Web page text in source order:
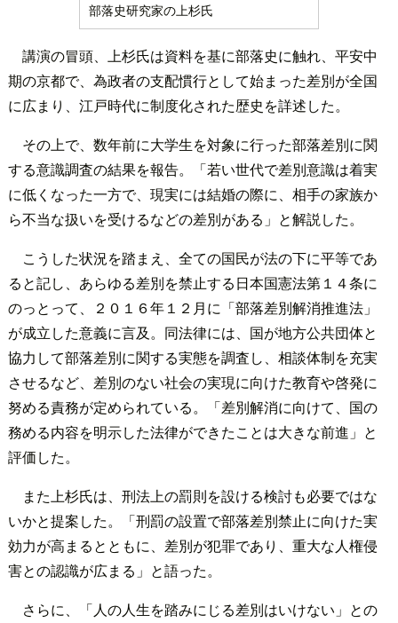
部落史研究家の上杉氏
講演の冒頭、上杉氏は資料を基に部落史に触れ、平安中
期の京都で、為政者の支配慣行として始まった差別が全国
に広まり、江戸時代に制度化された歴史を詳述した。
その上で、数年前に大学生を対象に行った部落差別に関
する意識調査の結果を報告。「若い世代で差別意識は着実
に低くなった一方で、現実には結婚の際に、相手の家族か
ら不当な扱いを受けるなどの差別がある」と解説した。
こうした状況を踏まえ、全ての国民が法の下に平等であ
ると記し、あらゆる差別を禁止する日本国憲法第１４条に
のっとって、２０１６年１２月に「部落差別解消推進法」
が成立した意義に言及。同法律には、国が地方公共団体と
協力して部落差別に関する実態を調査し、相談体制を充実
させるなど、差別のない社会の実現に向けた教育や啓発に
努める責務が定められている。「差別解消に向けて、国の
務める内容を明示した法律ができたことは大きな前進」と
評価した。
また上杉氏は、刑法上の罰則を設ける検討も必要ではな
いかと提案した。「刑罰の設置で部落差別禁止に向けた実
効力が高まるとともに、差別が犯罪であり、重大な人権侵
害との認識が広まる」と語った。
さらに、「人の人生を踏みにじる差別はいけない」との